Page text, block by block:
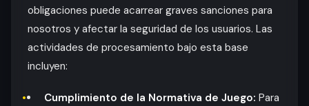
obligaciones puede acarrear graves sanciones para
nosotros y afectar la seguridad de los usuarios. Las
actividades de procesamiento bajo esta base
incluyen:
Cumplimiento de la Normativa de Juego: Para